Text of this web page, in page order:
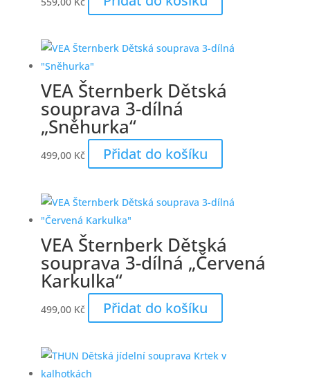
VEA Šternberk Dětská
souprava 3-dílná
„Sněhurka“
499,00 Kč Přidat do košíku
VEA Šternberk Dětská
souprava 3-dílná „Červená
Karkulka“
499,00 Kč Přidat do košíku